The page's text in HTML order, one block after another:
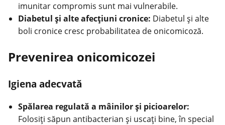
imunitar compromis sunt mai vulnerabile.
Diabetul și alte afecțiuni cronice: Diabetul și alte
boli cronice cresc probabilitatea de onicomicoză.
Prevenirea onicomicozei
Igiena adecvată
Spălarea regulată a mâinilor și picioarelor:
Folosiți săpun antibacterian și uscați bine, în special